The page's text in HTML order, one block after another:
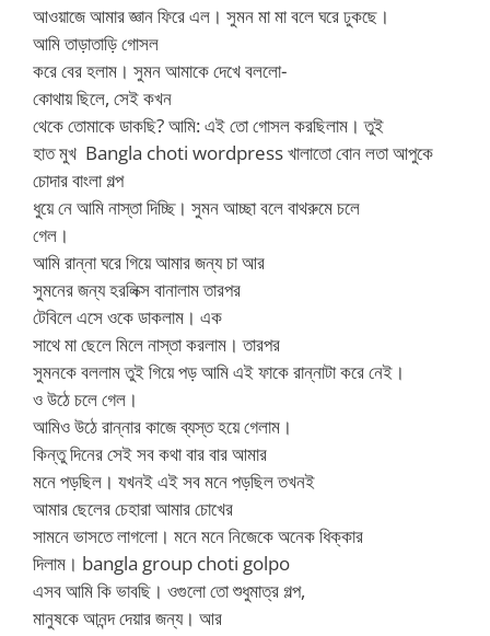
আওয়াজে আমার জ্ঞান ফিরে এল। সুমন মা মা বলে ঘরে ঢুকছে।
আমি তাড়াতাড়ি গোসল
করে বের হলাম। সুমন আমাকে দেখে বললো-
কোথায় ছিলে, সেই কখন
থেকে তোমাকে ডাকছি? আমি: এই তো গোসল করছিলাম। তুই
হাত মুখ Bangla choti wordpress খালাতো বোন লতা আপুকে
চোদার বাংলা গল্প
ধুয়ে নে আমি নাস্তা দিচ্ছি। সুমন আচ্ছা বলে বাথরুমে চলে
গেল।
আমি রান্না ঘরে গিয়ে আমার জন্য চা আর
সুমনের জন্য হরলিক্স বানালাম তারপর
টেবিলে এসে ওকে ডাকলাম। এক
সাথে মা ছেলে মিলে নাস্তা করলাম। তারপর
সুমনকে বললাম তুই গিয়ে পড় আমি এই ফাকে রান্নাটা করে নেই।
ও উঠে চলে গেল।
আমিও উঠে রান্নার কাজে ব্যস্ত হয়ে গেলাম।
কিন্তু দিনের সেই সব কথা বার বার আমার
মনে পড়ছিল। যখনই এই সব মনে পড়ছিল তখনই
আমার ছেলের চেহারা আমার চোখের
সামনে ভাসতে লাগলো। মনে মনে নিজেকে অনেক ধিক্কার
দিলাম। bangla group choti golpo
এসব আমি কি ভাবছি। ওগুলো তো শুধুমাত্র গল্প,
মানুষকে আনন্দ দেয়ার জন্য। আর